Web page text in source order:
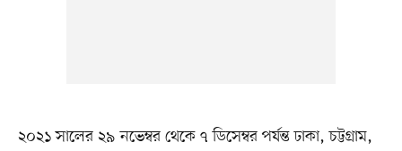
২০২১ সালের ২৯ নভেম্বর থেকে ৭ ডিসেম্বর পর্যন্ত ঢাকা, চট্টগ্রাম,